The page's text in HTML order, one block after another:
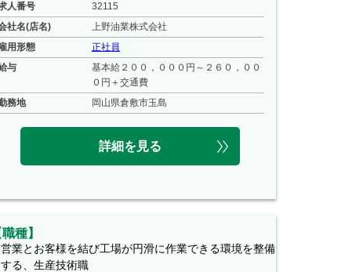
人番号
32115
社名(店名)
上野油業株式会社
用形態
正社員
与
基本給２００，０００円～２６０，００
０円＋交通費
務地
岡山県倉敷市玉島
詳細を見る
職種】
営業とお客様を結び工場が円滑に作業できる環境を整備
する、生産技術職